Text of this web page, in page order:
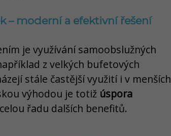
– moderní a efektivní řešení
je využívání samoobslužných
z velkých bufetových
stále častější využití i v menších
výhodou je totiž úspora
řadu dalších benefitů.